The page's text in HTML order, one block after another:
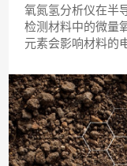
氧氮氢分析仪在半
检测材料中的微量
元素会影响材料的